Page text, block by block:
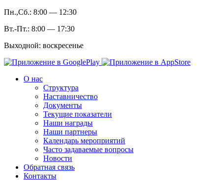
Пн.,Сб.: 8:00 — 12:30
Вт.-Пт.: 8:00 — 17:30
Выходной: воскресенье
О нас
Структура
Наставничество
Документы
Текущие показатели
Наши награды
Наши партнеры
Календарь мероприятий
Часто задаваемые вопросы
Новости
Обратная связь
Контакты